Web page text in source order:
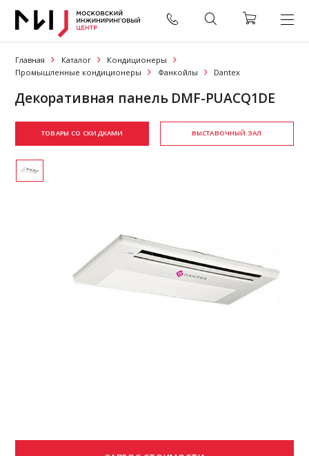
Главная Каталог
Кондиционеры
Промышленные кондиционеры
Фанкойлы Dantex
Декоративная панель DMF-PUACQ1DE
ТОВАРЫ СО СКИДКАМИ ВЫСТАВОЧНЫЙ ЗАЛ